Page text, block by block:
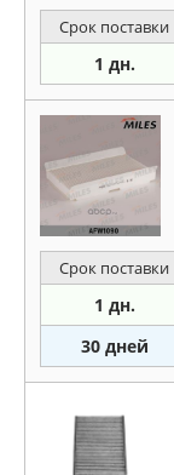
Срок поставки
1 дн.
Срок поставки
1 дн.
30 дней